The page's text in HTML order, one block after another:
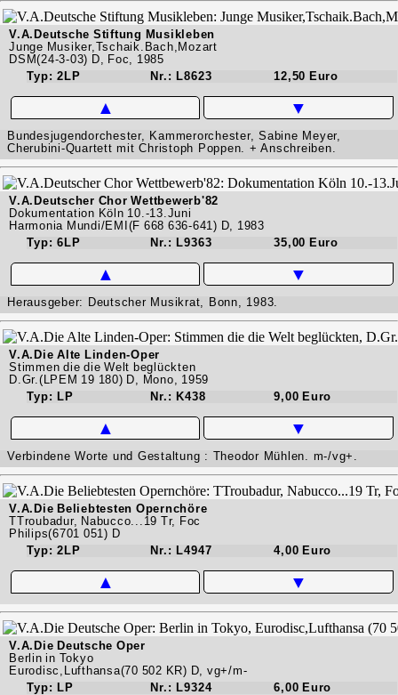
V.A.Deutsche Stiftung Musikleben
Junge Musiker,Tschaik.Bach,Mozart
DSM(24-3-03) D, Foc, 1985
Typ: 2LP
Nr.: L8623 12,50 Euro
▲ ▼
Bundesjugendorchester, Kammerorchester, Sabine Meyer,
Cherubini-Quartett mit Christoph Poppen. + Anschreiben.
V.A.Deutscher Chor Wettbewerb'82
Dokumentation Köln 10.-13.Juni
Harmonia Mundi/EMI(F 668 636-641) D, 1983
Typ: 6LP
Nr.: L9363 35,00 Euro
▲ ▼
Herausgeber: Deutscher Musikrat, Bonn, 1983.
V.A.Die Alte Linden-Oper
Stimmen die die Welt beglückten
D.Gr.(LPEM 19 180) D, Mono, 1959
Typ: LP
Nr.: K438 9,00 Euro
▲ ▼
Verbindene Worte und Gestaltung : Theodor Mühlen. m-/vg+.
V.A.Die Beliebtesten Opernchöre
TTroubadur, Nabucco...19 Tr, Foc
Philips(6701 051) D
Typ: 2LP
Nr.: L4947 4,00 Euro
▲ ▼
V.A.Die Deutsche Oper
Berlin in Tokyo
Eurodisc,Lufthansa(70 502 KR) D, vg+/m-
Typ: LP
Nr.: L9324 6,00 Euro